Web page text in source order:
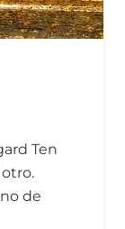
Ten
de